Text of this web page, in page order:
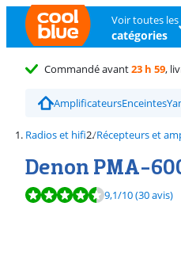
Voir toutes les
catégories
Commandé avant23 h 59,
AmplificateursEnceintes
Radios et hifi Récepteurs et
Denon PMA-
La note est de 9,1 sur 10, basée
9,1/10(30 avis)